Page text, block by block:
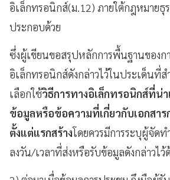
อิเล็กทรอนิกส์(ม.12) ภายใต้กฎหมายธุ
ประกอบด้วย
ซึ่งผู้เขียนขอสรุปหลักการพื้นฐานของก
อิเล็กทรอนิกส์ดังกล่าวไว้ในประเด็นที่
เลือกใช้วิธีการทางอิเล็กทรอนิกส์ที่น่
ข้อมูลหรือข้อความที่เกี่ยวกับเอกสาร
ตั้งแต่แรกสร้างโดยควรมีการระบุผู้จัดท
ลงวัน/เวลาที่ส่งหรือรับข้อมูลดังกล่าวไว้